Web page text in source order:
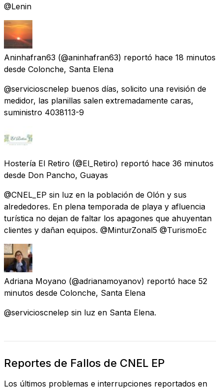
@Lenin
Aninhafran63 (@aninhafran63) reportó hace 18 minutos
desde Colonche, Santa Elena
@servicioscnelep buenos días, solicito una revisión de
medidor, las planillas salen extremadamente caras,
suministro 4038113-9
Hostería El Retiro (@El_Retiro) reportó hace 36 minutos
desde Don Pancho, Guayas
@CNEL_EP sin luz en la población de Olón y sus
alrededores. En plena temporada de playa y afluencia
turística no dejan de faltar los apagones que ahuyentan
clientes y dañan equipos. @MinturZonal5 @TurismoEc
Adriana Moyano (@adrianamoyanov) reportó hace 52
minutos desde Colonche, Santa Elena
@servicioscnelep sin luz en Santa Elena.
Reportes de Fallos de CNEL EP
Los últimos problemas e interrupciones reportados en